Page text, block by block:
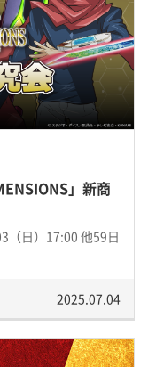
」新商
（日）17:00 他59日
2025.07.04